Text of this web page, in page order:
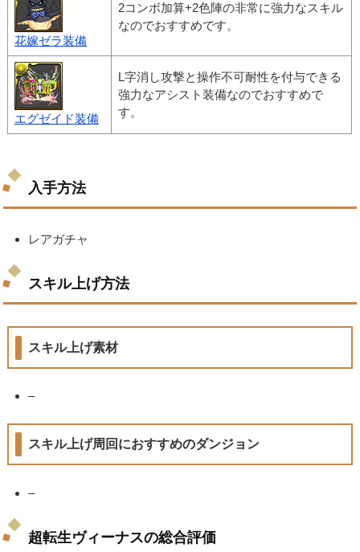
花嫁ゼラ装備
2コンボ加算+2色陣の非常に強力なスキル
なのでおすすめです。
エグゼイド装備
L字消し攻撃と操作不可耐性を付与できる
強力なアシスト装備なのでおすすめで
す。
入手方法
レアガチャ
スキル上げ方法
スキル上げ素材
–
スキル上げ周回におすすめのダンジョン
–
超転生ヴィーナスの総合評価